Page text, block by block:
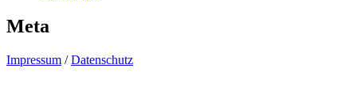
Meta
Impressum /Datenschutz